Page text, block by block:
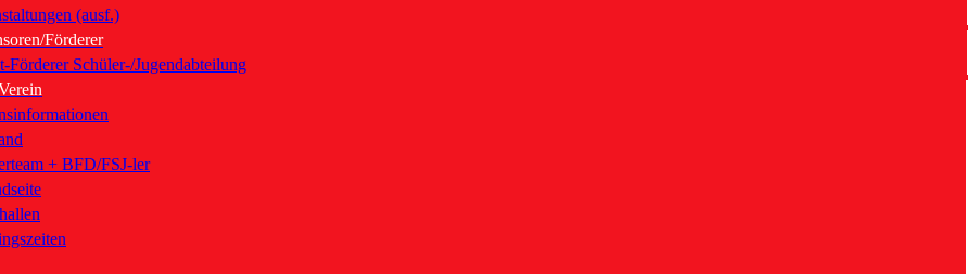
(ausf.)
Förderer
Förderer Schüler-/Jugendabteilung
+ BFD/FSJ-ler